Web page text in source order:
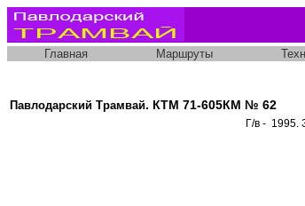
Главная Маршруты
Павлодарский Трамвай. КТМ 71-605КМ № 62
Г/в - 1995.